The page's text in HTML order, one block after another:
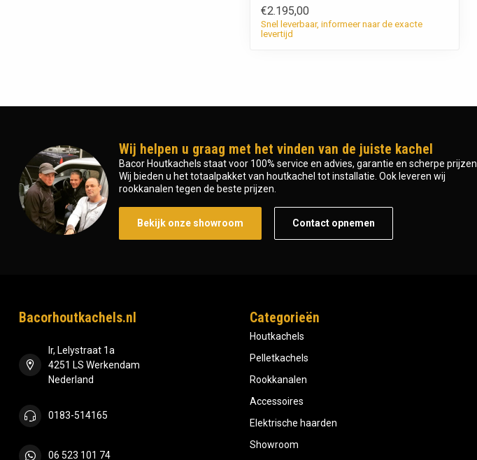
€2.195,00
Snel leverbaar, informeer naar de exacte
levertijd
Wij helpen u graag met het vinden van de juiste kachel
Bacor Houtkachels staat voor 100% service en advies, garantie en scherpe prijzen.
Wij bieden u het totaalpakket van houtkachel tot installatie. Ook leveren wij
rookkanalen tegen de beste prijzen.
Bekijk onze showroom Contact opnemen
Bacorhoutkachels.nl
Ir, Lelystraat 1a
4251 LS Werkendam
Nederland
0183-514165
06 523 101 74
Categorieën
Houtkachels
Pelletkachels
Rookkanalen
Accessoires
Elektrische haarden
Showroom